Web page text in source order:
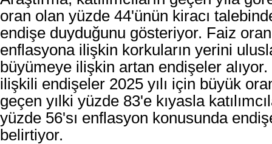
oran olan yüzde 44'ünün kiracı
endişe duyduğunu gösteriyor. Faiz
enflasyona ilişkin korkuların yerini
büyümeye ilişkin artan endişeler
ilişkili endişeler 2025 yılı için büyük
geçen yılki yüzde 83'e kıyasla
yüzde 56'sı enflasyon konusunda
belirtiyor.